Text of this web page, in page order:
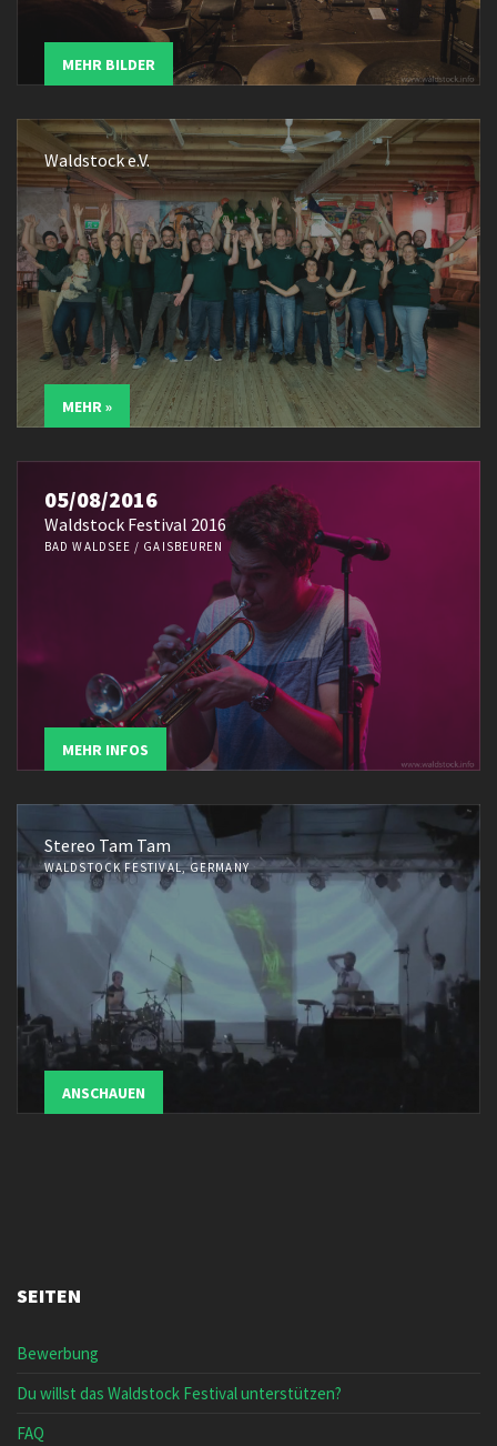
MEHR BILDER
Waldstock e.V.
MEHR »
05/08/2016
Waldstock Festival 2016
BAD WALDSEE / GAISBEUREN
MEHR INFOS
Stereo Tam Tam
WALDSTOCK FESTIVAL, GERMANY
ANSCHAUEN
SEITEN
Bewerbung
Du willst das Waldstock Festival unterstützen?
FAQ